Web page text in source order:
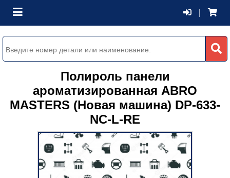
Полироль панели
ароматизированная ABRO
MASTERS (Новая машина) DP-633-
NC-L-RE